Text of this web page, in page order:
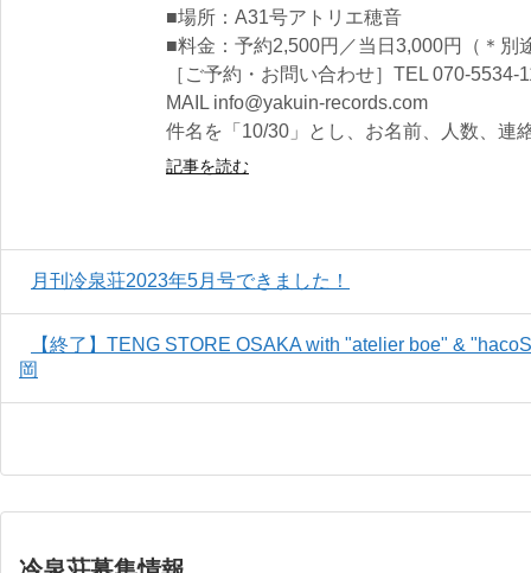
■場所：A31号アトリエ穂音
■料金：予約2,500円／当日3,000円（＊別
［ご予約・お問い合わせ］TEL 070-5534-
MAIL info@yakuin-records.com
件名を「10/30」とし、お名前、人数、連
記事を読む
月刊冷泉荘2023年5月号できました！
【終了】TENG STORE OSAKA with "atelier boe" &
岡